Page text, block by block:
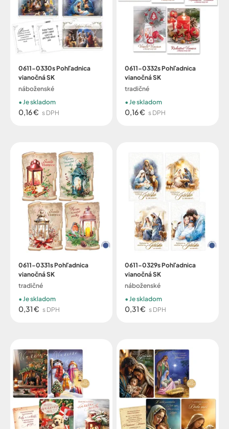
0611-0330s Pohľadnica
vianočná SK
náboženské
0,16 € s DPH
Je skladom
0611-0332s Pohľadnica
vianočná SK
tradičné
0,16 € s DPH
Je skladom
0611-0331s Pohľadnica
vianočná SK
tradičné
0,31 € s DPH
Je skladom
0611-0329s Pohľadnica
vianočná SK
náboženské
0,31 € s DPH
Je skladom